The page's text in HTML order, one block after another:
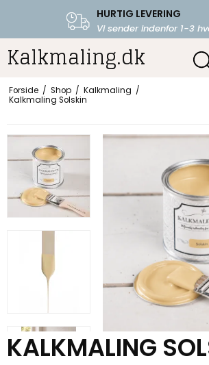
HURTIG LEVERING
Vi sender indenfor 1-3
FRI FRAGT OVER
Starter fra 39,-
Kalkmaling.dk
Forside / Shop / Kalkmaling /
Kalkmaling Solskin
KALKMALING